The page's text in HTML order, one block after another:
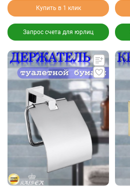
Купить в 1 клик
Запрос счета для юрлиц